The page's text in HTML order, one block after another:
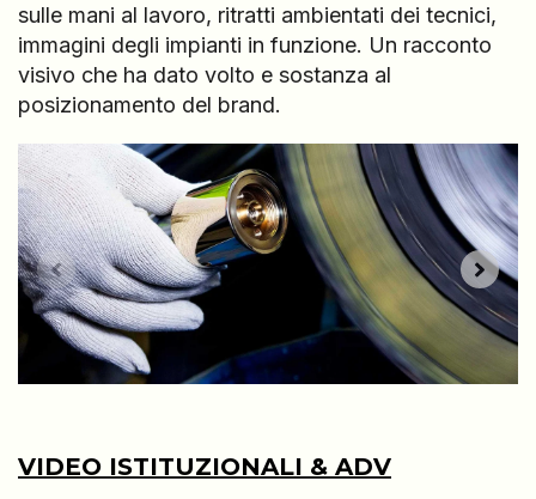
sulle mani al lavoro, ritratti ambientati dei tecnici,
immagini degli impianti in funzione. Un racconto
visivo che ha dato volto e sostanza al
posizionamento del brand.
VIDEO ISTITUZIONALI & ADV